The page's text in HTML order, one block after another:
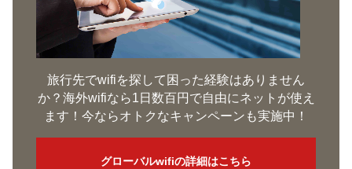
旅行先でwifiを探して困った経験はありません
か？海外wifiなら1日数百円で自由にネットが使え
ます！今ならオトクなキャンペーンも実施中！
グローバルwifiの詳細はこちら